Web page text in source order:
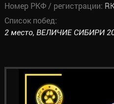
Номер РКФ / регистрации:
Список побед:
2 место, ВЕЛИЧИЕ СИБИРИ